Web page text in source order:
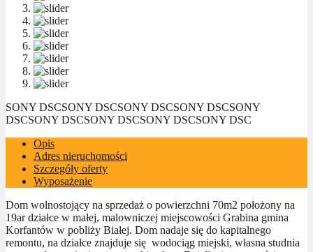
SONY DSCSONY DSCSONY DSCSONY DSCSONY
DSCSONY DSCSONY DSCSONY DSCSONY DSC
Opis
Adres nieruchomości
Szczegóły oferty
Wyposażenie
Dom wolnostojący na sprzedaż o powierzchni 70m2 położony na
19ar działce w małej, malowniczej miejscowości Grabina gmina
Korfantów w pobliży Białej. Dom nadaje się do kapitalnego
remontu, na działce znajduje się wodociąg miejski, własna studnia